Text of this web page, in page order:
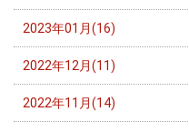
2023年01月(16)
2022年12月(11)
2022年11月(14)